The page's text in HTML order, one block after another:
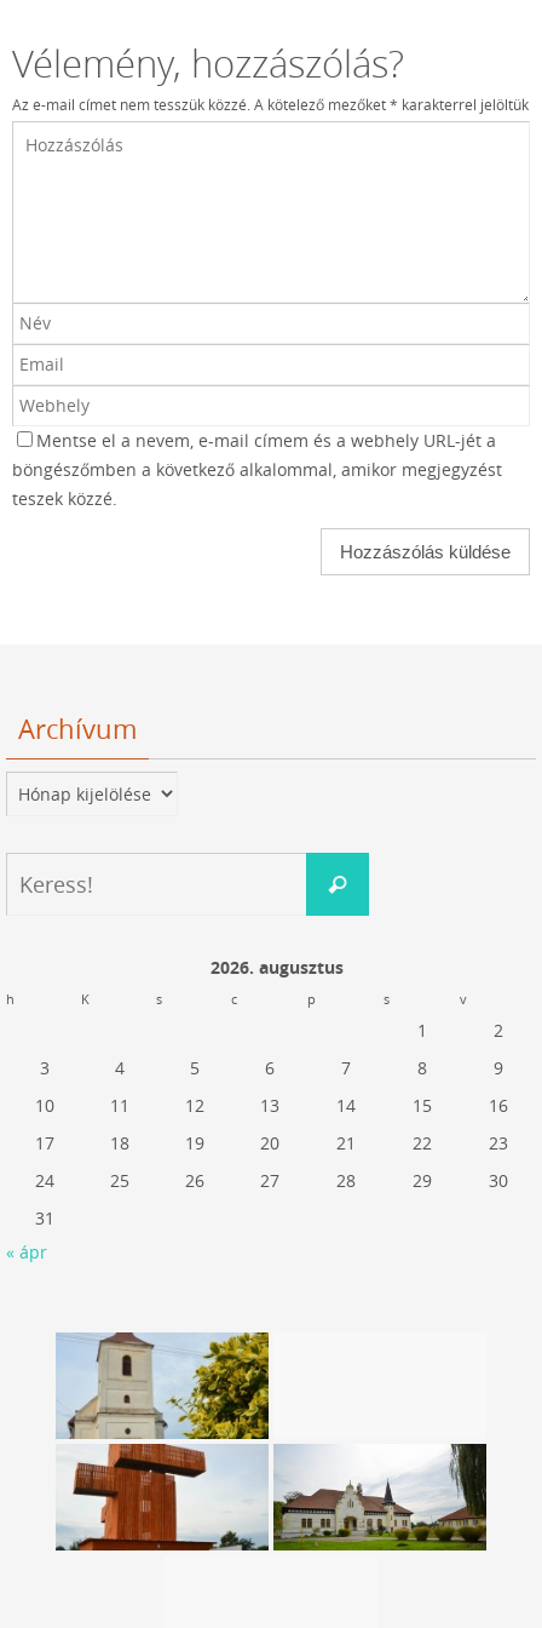
Vélemény, hozzászólás?
Az e-mail címet nem tesszük közzé.A kötelező mezőket* karakterrel jelöltük
Mentse el a nevem, e-mail címem és a webhely URL-jét a
böngészőmben a következő alkalommal, amikor megjegyzést
teszek közzé.
Archívum
Archívum
Keress!
2026. augusztus
h K s c p s v
1
2
3
4 5 6 7 8
9
10
11 12 13 14 15
16
17
18 19 20 21 22
23
24
25 26 27 28 29
30
31
« ápr